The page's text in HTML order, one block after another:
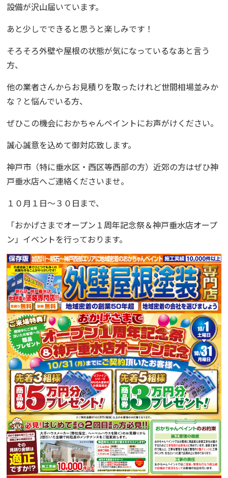
設備が沢山届いています。
あと少しでできると思うと楽しみです！
そろそろ外壁や屋根の状態が気になっているなあと言う
方、
他の業者さんからお見積りを取ったけれど世間相場並みか
な？と悩んでいる方、
ぜひこの機会におかちゃんペイントにお声がけください。
誠心誠意を込めて御対応致します。
神戸市（特に垂水区・西区等西部の方）近郊の方はぜひ神
戸垂水店へご連絡くださいませ。
１０月１日〜３０日まで、
「おかげさまでオープン１周年記念祭＆神戸垂水店オープ
ン 」イベントを行っております。